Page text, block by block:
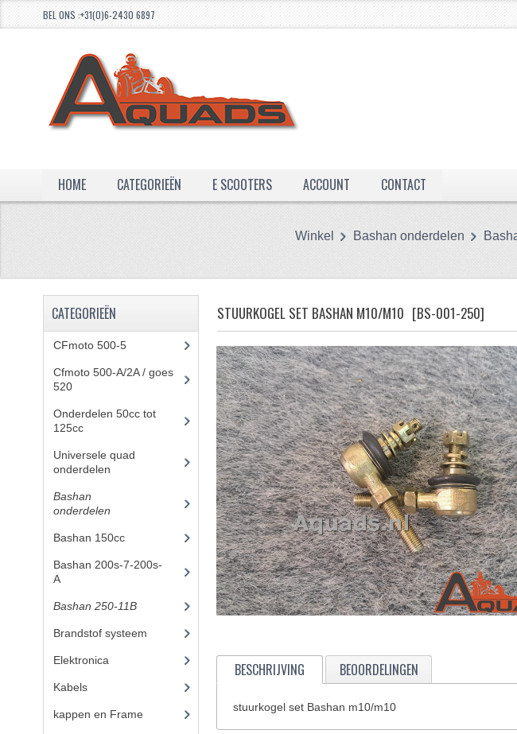
BEL ONS :+31(0)6-2430 6897
HOME CATEGORIEËN E SCOOTERS ACCOUNT CONTACT
Winkel Bashan onderdelen
STUURKOGEL SET BASHAN M10/M10 [BS-001-250]
BESCHRIJVING BEOORDELINGEN
stuurkogel set Bashan m10/m10
CATEGORIEËN
CFmoto 500-5(5)
Cfmoto 500-A/2A / goes
520(347)
Onderdelen 50cc tot
125cc(49)
Universele quad
onderdelen
Bashan
onderdelen
Bashan 150cc(36)
Bashan 200s-7-200s-
A(481)
Bashan 250-11B(385)
Brandstof systeem
Elektronica
Kabels(8)
kappen en Frame